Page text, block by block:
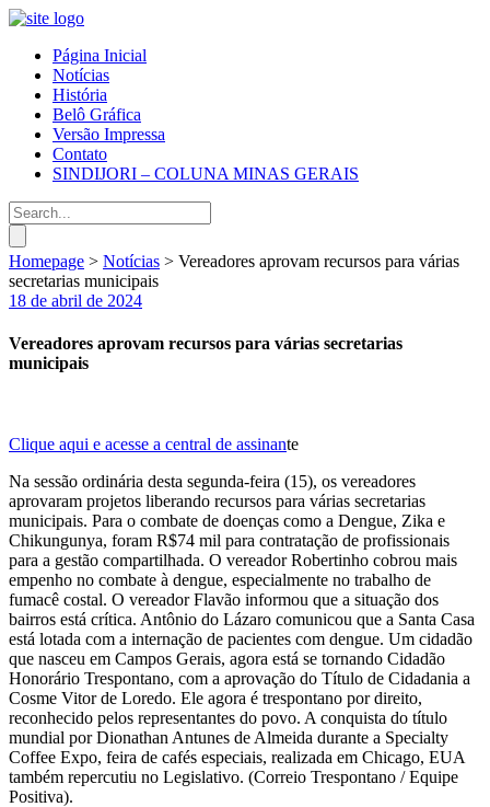
Página Inicial
Notícias
História
Belô Gráfica
Versão Impressa
Contato
SINDIJORI – COLUNA MINAS GERAIS
Homepage > Notícias > Vereadores aprovam recursos para várias
secretarias municipais
18 de abril de 2024
Vereadores aprovam recursos para várias secretarias
municipais
Clique aqui e acesse a central de assinante
Na sessão ordinária desta segunda-feira (15), os vereadores
aprovaram projetos liberando recursos para várias secretarias
municipais. Para o combate de doenças como a Dengue, Zika e
Chikungunya, foram R$74 mil para contratação de profissionais
para a gestão compartilhada. O vereador Robertinho cobrou mais
empenho no combate à dengue, especialmente no trabalho de
fumacê costal. O vereador Flavão informou que a situação dos
bairros está crítica. Antônio do Lázaro comunicou que a Santa Casa
está lotada com a internação de pacientes com dengue. Um cidadão
que nasceu em Campos Gerais, agora está se tornando Cidadão
Honorário Trespontano, com a aprovação do Título de Cidadania a
Cosme Vitor de Loredo. Ele agora é trespontano por direito,
reconhecido pelos representantes do povo. A conquista do título
mundial por Dionathan Antunes de Almeida durante a Specialty
Coffee Expo, feira de cafés especiais, realizada em Chicago, EUA
também repercutiu no Legislativo. (Correio Trespontano / Equipe
Positiva).